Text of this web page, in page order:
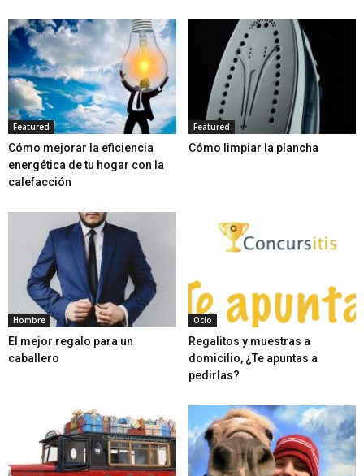
Featured
Cómo mejorar la eficiencia
energética de tu hogar con la
calefacción
Featured
Cómo limpiar la plancha
Hombre
El mejor regalo para un
caballero
Ocio
Regalitos y muestras a
domicilio, ¿Te apuntas a
pedirlas?